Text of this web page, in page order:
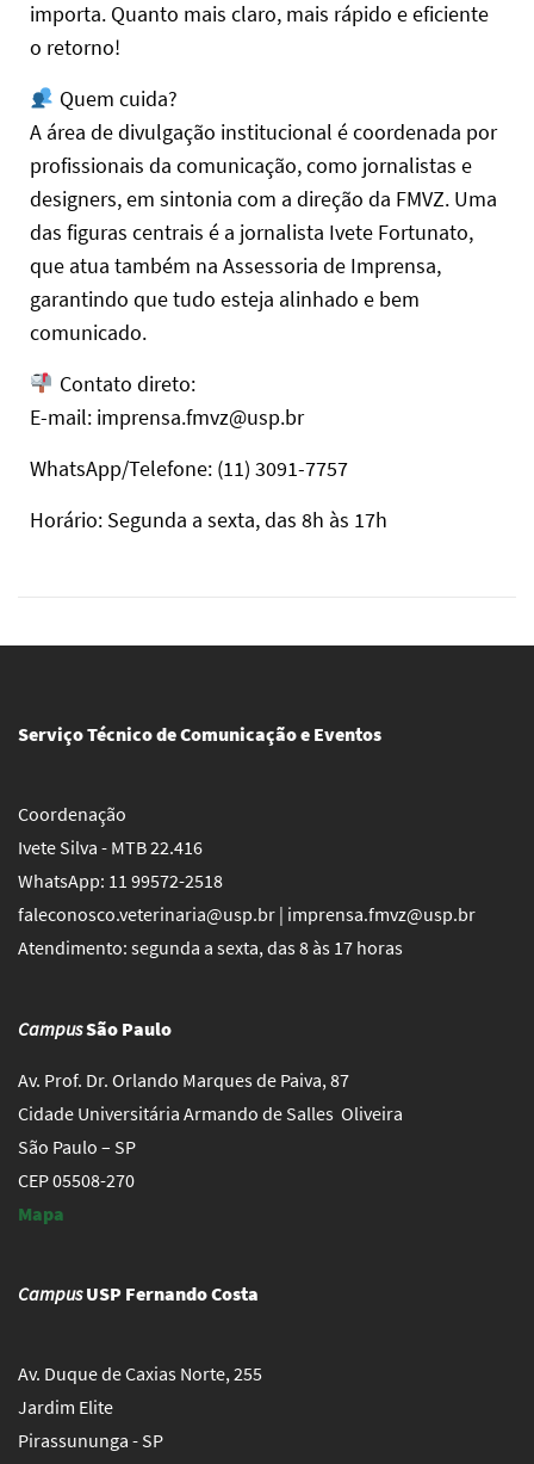
importa. Quanto mais claro, mais rápido e eficiente
o retorno!
Quem cuida?
A área de divulgação institucional é coordenada por
profissionais da comunicação, como jornalistas e
designers, em sintonia com a direção da FMVZ. Uma
das figuras centrais é a jornalista Ivete Fortunato,
que atua também na Assessoria de Imprensa,
garantindo que tudo esteja alinhado e bem
comunicado.
Contato direto:
E-mail: imprensa.fmvz@usp.br
WhatsApp/Telefone: (11) 3091-7757
Horário: Segunda a sexta, das 8h às 17h
Serviço Técnico de Comunicação e Eventos
Coordenação
Ivete Silva - MTB 22.416
WhatsApp: 11 99572-2518
faleconosco.veterinaria@usp.br | imprensa.fmvz@usp.br
Atendimento: segunda a sexta, das 8 às 17 horas
CampusSão Paulo
Av. Prof. Dr. Orlando Marques de Paiva, 87
Cidade Universitária Armando de Salles Oliveira
São Paulo – SP
CEP 05508-270
Mapa
CampusUSP Fernando Costa
Av. Duque de Caxias Norte, 255
Jardim Elite
Pirassununga - SP